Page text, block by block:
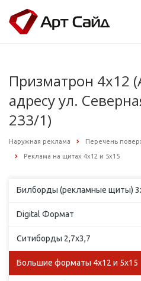
Призматрон 4х12
адресу ул.
233/1)
Наружная реклама Перечень
Реклама на щитах 4х12 и 5х15
Билборды (рекламные щиты)
Digital Формат
Ситиборды 2,7х3,7
Большие форматы 4х12 и 5х15